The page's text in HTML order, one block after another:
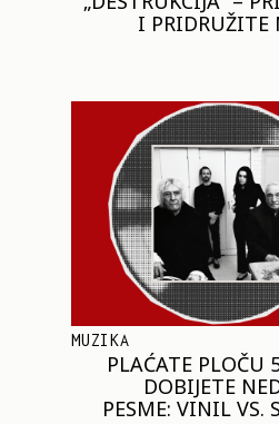
I PRIDRUŽITE
MUZIKA
PLAĆATE PLOČU
DOBIJETE
PESME: VINIL VS.